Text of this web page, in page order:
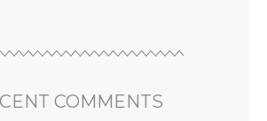
COMMENTS